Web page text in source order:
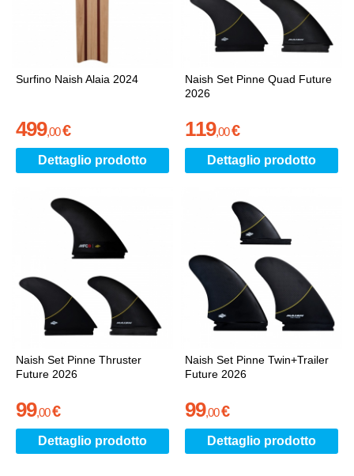
Surfino Naish Alaia 2024
499,00€
Dettaglio prodotto
Naish Set Pinne Quad Future
2026
119,00€
Dettaglio prodotto
Naish Set Pinne Thruster
Future 2026
99,00€
Dettaglio prodotto
Naish Set Pinne Twin+Trailer
Future 2026
99,00€
Dettaglio prodotto